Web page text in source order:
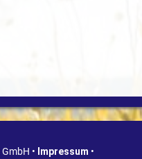
• Impressum •